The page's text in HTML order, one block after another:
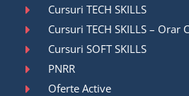
Cursuri TECH SKILLS
Cursuri TECH SKILLS – Orar
Cursuri SOFT SKILLS
PNRR
Oferte Active